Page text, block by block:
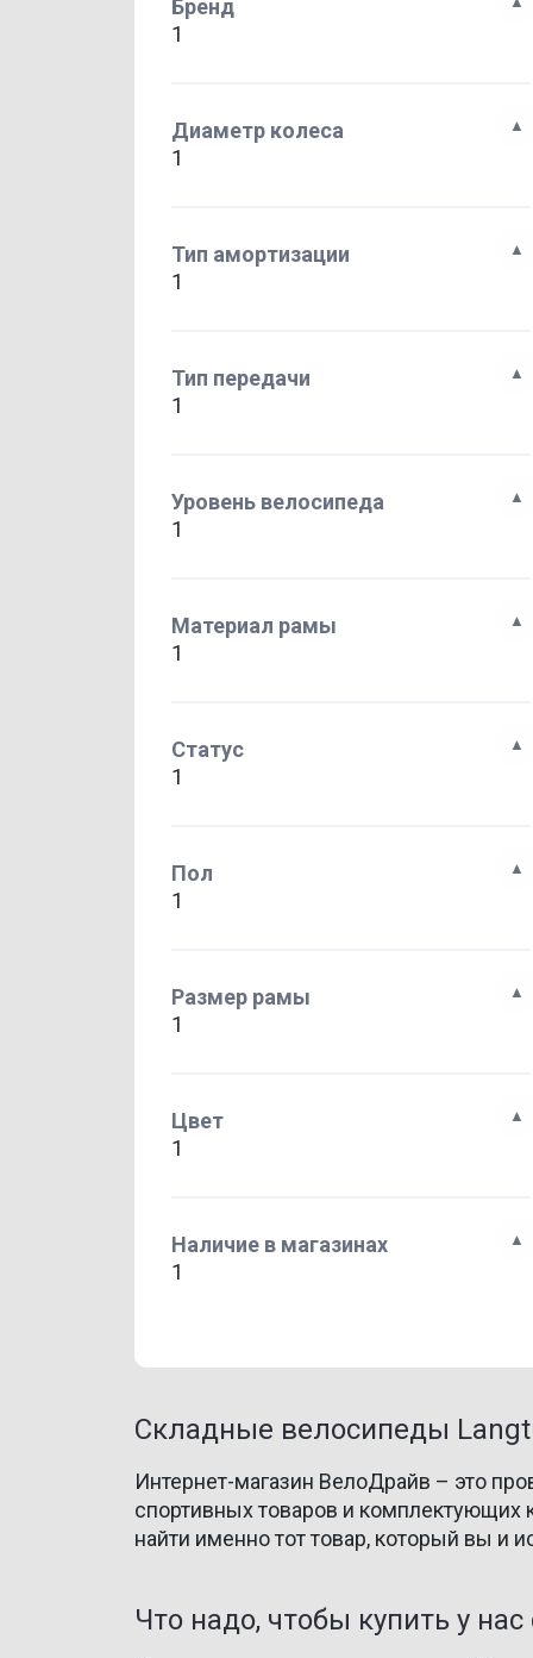
Бренд
1
Диаметр колеса
1
Тип амортизации
1
Тип передачи
1
Уровень велосипеда
1
Материал рамы
1
Статус
1
Пол
1
Размер рамы
1
Цвет
1
Наличие в магазинах
1
Складные велосипеды
Интернет-магазин ВелоДрайв – это
спортивных товаров и комплектующих
найти именно тот товар, который вы и
Что надо, чтобы купить у